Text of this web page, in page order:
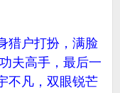
猎户打扮，满脸
夫高手，最后一
不凡，双眼锐芒